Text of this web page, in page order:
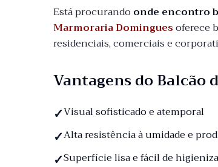
Está procurando onde encontro
Marmoraria Dominguesoferece
residenciais, comerciais e
Vantagens do Balcão
Visual sofisticado e atemporal
Alta resistência à umidade e
Superfície lisa e fácil de